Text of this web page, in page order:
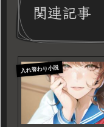
関連記事
入れ替わり小説